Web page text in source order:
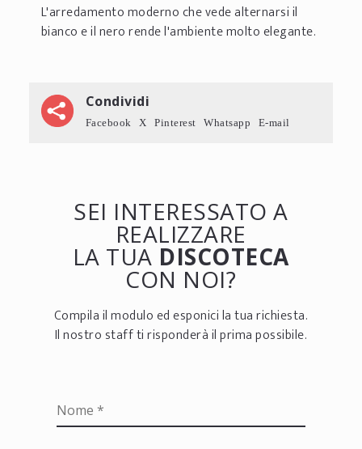
L'arredamento moderno che vede alternarsi il
bianco e il nero rende l'ambiente molto elegante.
Condividi
Facebook X Pinterest Whatsapp E-mail
SEI INTERESSATO A
REALIZZARE
LA TUA DISCOTECA
CON NOI?
Compila il modulo ed esponici la tua richiesta.
Il nostro staff ti risponderà il prima possibile.